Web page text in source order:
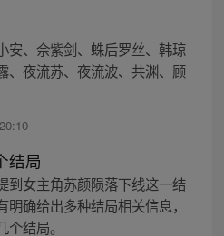
安、佘紫剑、蛛后罗丝、韩琼
、夜流苏、夜流波、共渊、顾
结局
到女主角苏颜陨落下线这一结
确给出多种结局相关信息，
结局。